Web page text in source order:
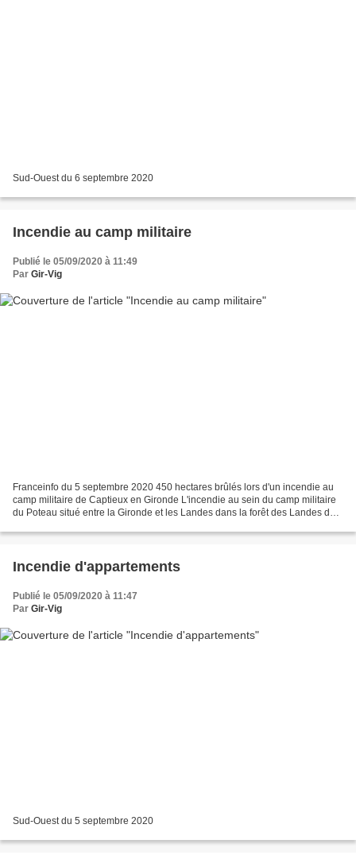
Sud-Ouest du 6 septembre 2020
Incendie au camp militaire
Publié le 05/09/2020 à 11:49
Par Gir-Vig
Franceinfo du 5 septembre 2020 450 hectares brûlés lors d'un incendie au
camp militaire de Captieux en Gironde L'incendie au sein du camp militaire
du Poteau situé entre la Gironde et les Landes dans la forêt des Landes de
Incendie d'appartements
Publié le 05/09/2020 à 11:47
Par Gir-Vig
Sud-Ouest du 5 septembre 2020